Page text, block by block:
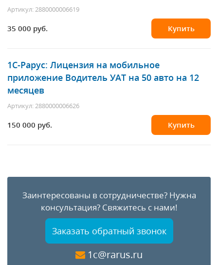
Артикул: 2880000006619
35 000 руб. Купить
1С-Рарус: Лицензия на мобильное
приложение Водитель УАТ на 50 авто на 12
месяцев
Артикул: 2880000006626
150 000 руб. Купить
Заинтересованы в сотрудничестве?Нужна
консультация? Свяжитесь с нами!
Заказать обратный звонок
1c@rarus.ru